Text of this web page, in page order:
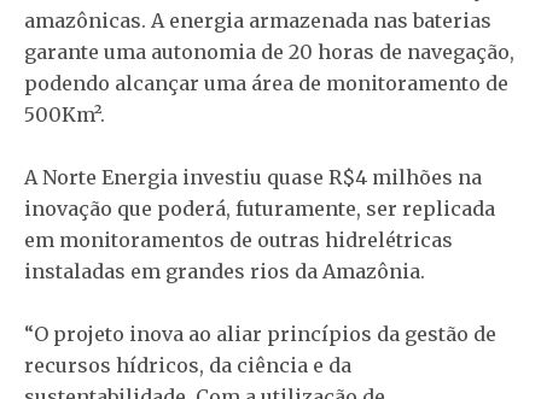
amazônicas. A energia armazenada nas baterias
garante uma autonomia de 20 horas de navegação,
podendo alcançar uma área de monitoramento de
500Km².
A Norte Energia investiu quase R$4 milhões na
inovação que poderá, futuramente, ser replicada
em monitoramentos de outras hidrelétricas
instaladas em grandes rios da Amazônia.
“O projeto inova ao aliar princípios da gestão de
recursos hídricos, da ciência e da